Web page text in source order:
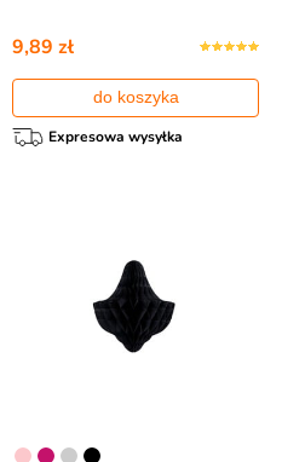
9,89 zł
do koszyka
Expresowa wysyłka